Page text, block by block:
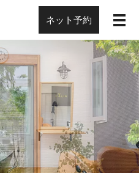
ネット予約